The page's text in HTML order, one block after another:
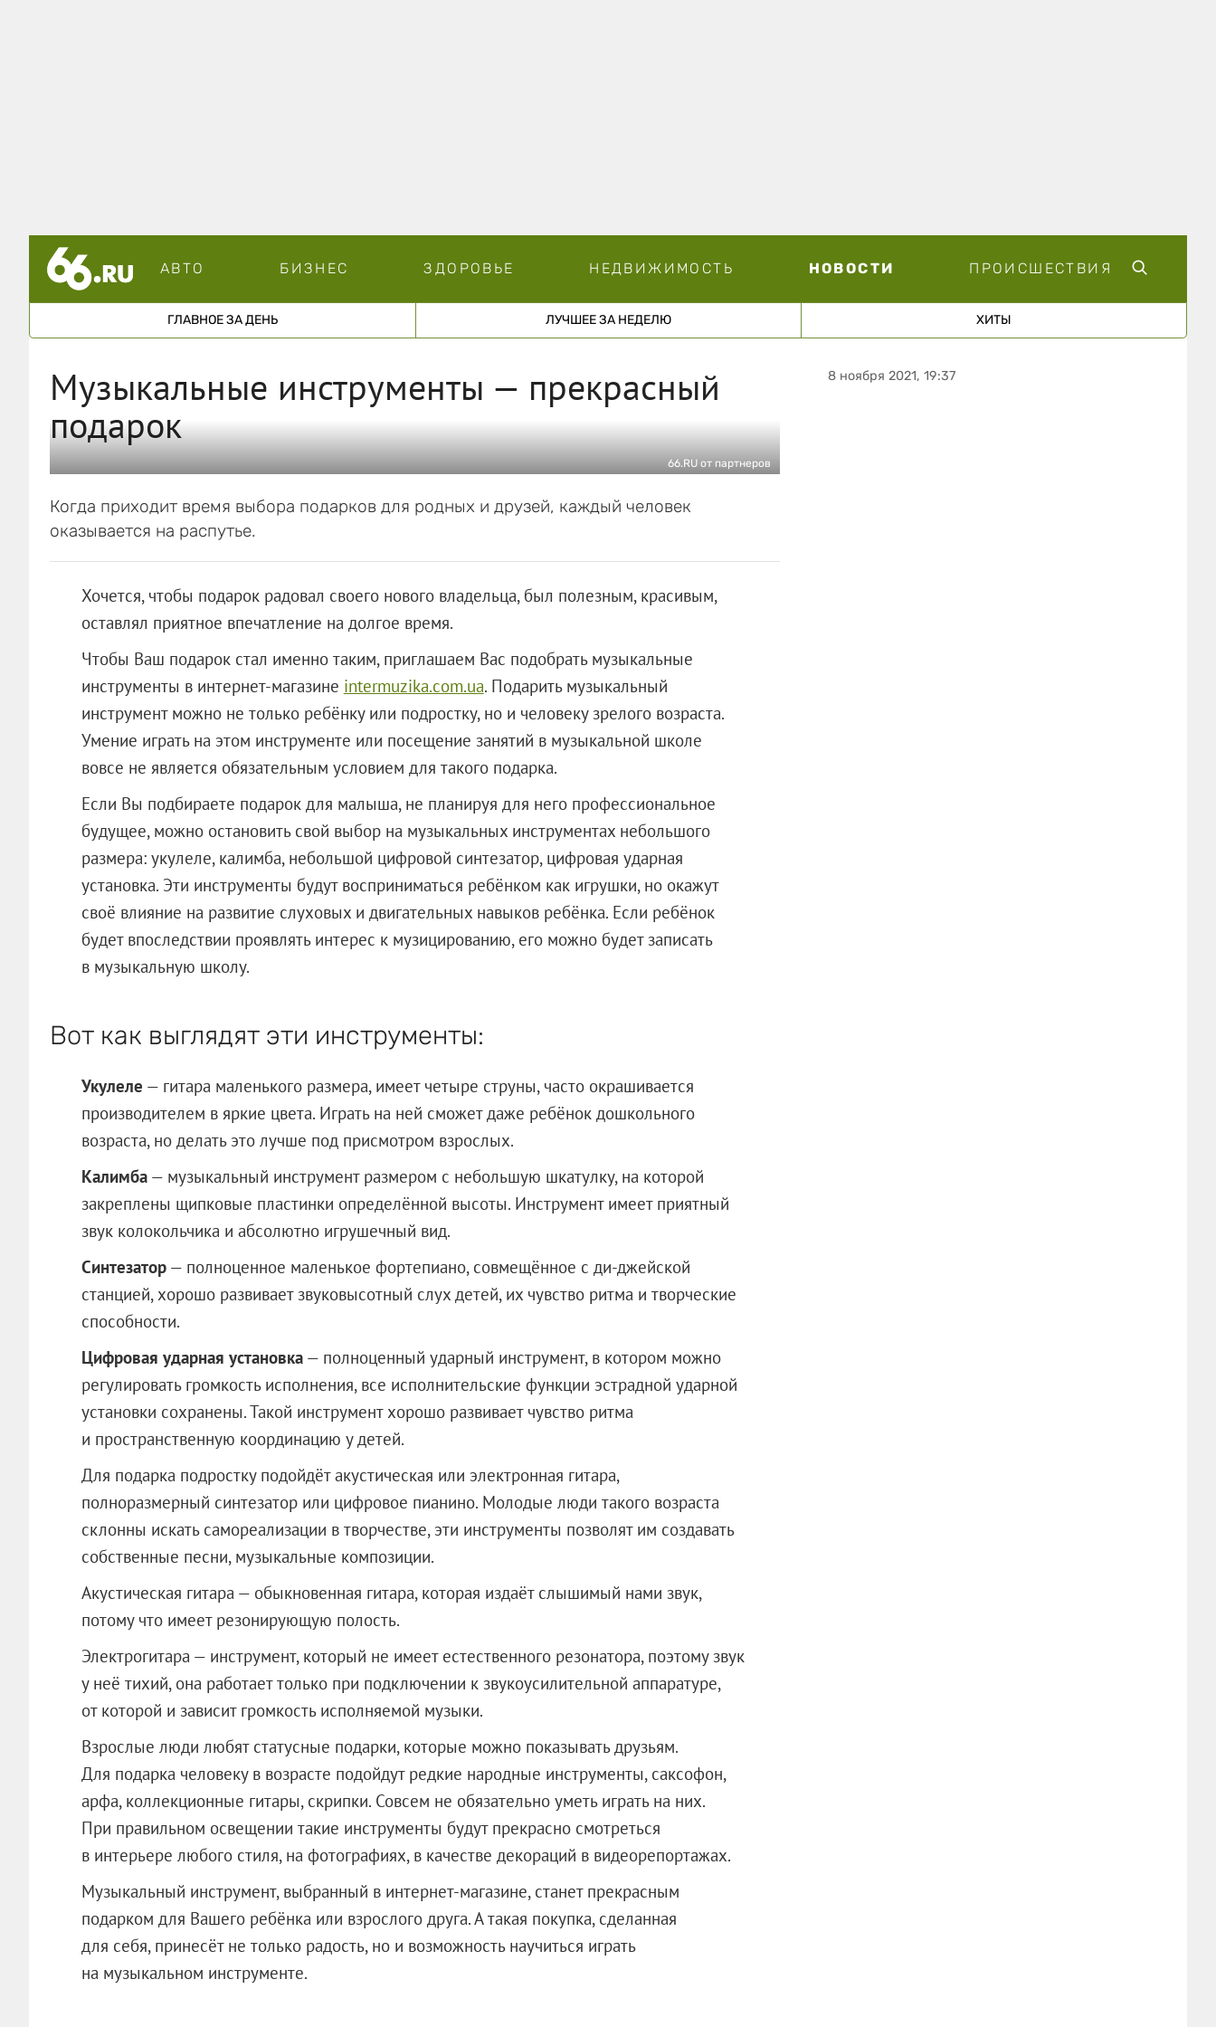
АВТО БИЗНЕС ЗДОРОВЬЕ НЕДВИЖИМОСТЬ НОВОСТИ ПРОИСШЕСТВИЯ
ГЛАВНОЕ ЗА ДЕНЬ ЛУЧШЕЕ ЗА НЕДЕЛЮ ХИТЫ
Музыкальные инструменты — прекрасный
подарок
66.RU от партнеров
Когда приходит время выбора подарков для родных и друзей, каждый человек
оказывается на распутье.
Хочется, чтобы подарок радовал своего нового владельца, был полезным, красивым,
оставлял приятное впечатление на долгое время.
Чтобы Ваш подарок стал именно таким, приглашаем Вас подобрать музыкальные
инструменты в интернет-магазине intermuzika.com.ua. Подарить музыкальный
инструмент можно не только ребёнку или подростку, но и человеку зрелого возраста.
Умение играть на этом инструменте или посещение занятий в музыкальной школе
вовсе не является обязательным условием для такого подарка.
Если Вы подбираете подарок для малыша, не планируя для него профессиональное
будущее, можно остановить свой выбор на музыкальных инструментах небольшого
размера: укулеле, калимба, небольшой цифровой синтезатор, цифровая ударная
установка. Эти инструменты будут восприниматься ребёнком как игрушки, но окажут
своё влияние на развитие слуховых и двигательных навыков ребёнка. Если ребёнок
будет впоследствии проявлять интерес к музицированию, его можно будет записать
в музыкальную школу.
Вот как выглядят эти инструменты:
Укулеле — гитара маленького размера, имеет четыре струны, часто окрашивается
производителем в яркие цвета. Играть на ней сможет даже ребёнок дошкольного
возраста, но делать это лучше под присмотром взрослых.
Калимба— музыкальный инструмент размером с небольшую шкатулку, на которой
закреплены щипковые пластинки определённой высоты. Инструмент имеет приятный
звук колокольчика и абсолютно игрушечный вид.
Синтезатор— полноценное маленькое фортепиано, совмещённое с ди-джейской
станцией, хорошо развивает звуковысотный слух детей, их чувство ритма и творческие
способности.
Цифровая ударная установка— полноценный ударный инструмент, в котором можно
регулировать громкость исполнения, все исполнительские функции эстрадной ударной
установки сохранены. Такой инструмент хорошо развивает чувство ритма
и пространственную координацию у детей.
Для подарка подростку подойдёт акустическая или электронная гитара,
полноразмерный синтезатор или цифровое пианино. Молодые люди такого возраста
склонны искать самореализации в творчестве, эти инструменты позволят им создавать
собственные песни, музыкальные композиции.
Акустическая гитара — обыкновенная гитара, которая издаёт слышимый нами звук,
потому что имеет резонирующую полость.
Электрогитара — инструмент, который не имеет естественного резонатора, поэтому звук
у неё тихий, она работает только при подключении к звукоусилительной аппаратуре,
от которой и зависит громкость исполняемой музыки.
Взрослые люди любят статусные подарки, которые можно показывать друзьям.
Для подарка человеку в возрасте подойдут редкие народные инструменты, саксофон,
арфа, коллекционные гитары, скрипки. Совсем не обязательно уметь играть на них.
При правильном освещении такие инструменты будут прекрасно смотреться
в интерьере любого стиля, на фотографиях, в качестве декораций в видеорепортажах.
Музыкальный инструмент, выбранный в интернет-магазине, станет прекрасным
подарком для Вашего ребёнка или взрослого друга. А такая покупка, сделанная
для себя, принесёт не только радость, но и возможность научиться играть
на музыкальном инструменте.
8 ноября 2021, 19:37